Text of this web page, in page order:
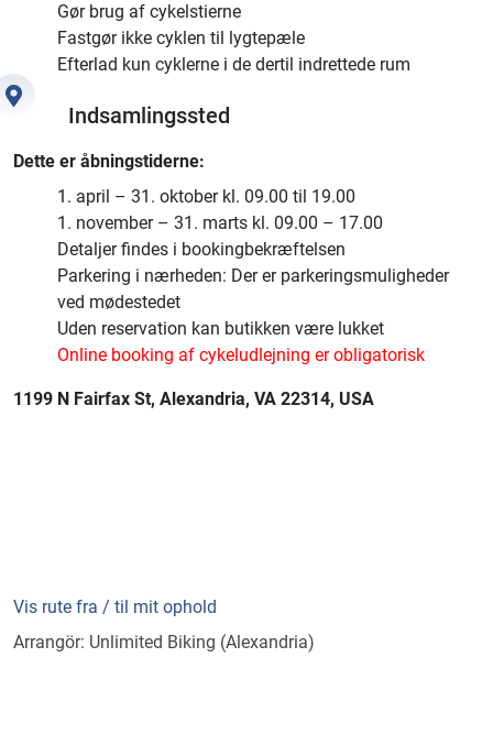
Gør brug af cykelstierne
Fastgør ikke cyklen til lygtepæle
Efterlad kun cyklerne i de dertil indrettede rum
Indsamlingssted
Dette er åbningstiderne:
1. april – 31. oktober kl. 09.00 til 19.00
1. november – 31. marts kl. 09.00 – 17.00
Detaljer findes i bookingbekræftelsen
Parkering i nærheden: Der er parkeringsmuligheder
ved mødestedet
Uden reservation kan butikken være lukket
Online booking af cykeludlejning er obligatorisk
1199 N Fairfax St, Alexandria, VA 22314, USA
Vis rute fra / til mit ophold
Arrangör: Unlimited Biking (Alexandria)